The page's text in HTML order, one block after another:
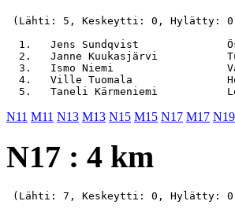
(Lähti: 5, Keskeytti: 0, Hylätty:
1.   Jens Sundqvist
2.   Janne Kuukasjärvi
3.   Ismo Niemi
4.   Ville Tuomala
N11 M11 N13 M13 N15 M15 N17 M17 N19
N17 : 4 km
(Lähti: 7, Keskeytti: 0, Hylätty: